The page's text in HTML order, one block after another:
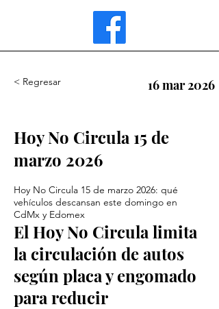
< Regresar 16 mar 2026
Hoy No Circula 15 de
marzo 2026
Hoy No Circula 15 de marzo 2026: qué
vehículos descansan este domingo en
CdMx y Edomex
El Hoy No Circula limita
la circulación de autos
según placa y engomado
para reducir